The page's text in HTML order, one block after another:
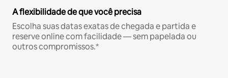
A flexibilidade de que você precisa
Escolha suas datas exatas de chegada e partida e
reserve online com facilidade — sem papelada ou
outros compromissos.*